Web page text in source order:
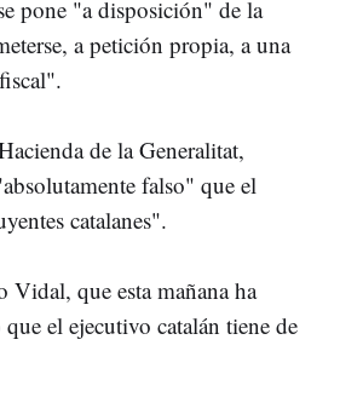
pone "a disposición" de la
a petición propia, a una
de la Generalitat,
falso" que el
catalanes".
Vidal, que esta mañana ha
el ejecutivo catalán tiene de